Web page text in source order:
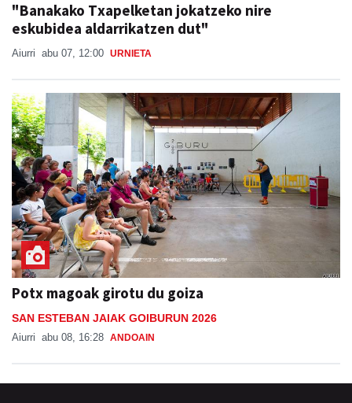
"Banakako Txapelketan jokatzeko nire
eskubidea aldarrikatzen dut"
Aiurri abu 07, 12:00 URNIETA
Potx magoak girotu du goiza
SAN ESTEBAN JAIAK GOIBURUN 2026
Aiurri abu 08, 16:28 ANDOAIN